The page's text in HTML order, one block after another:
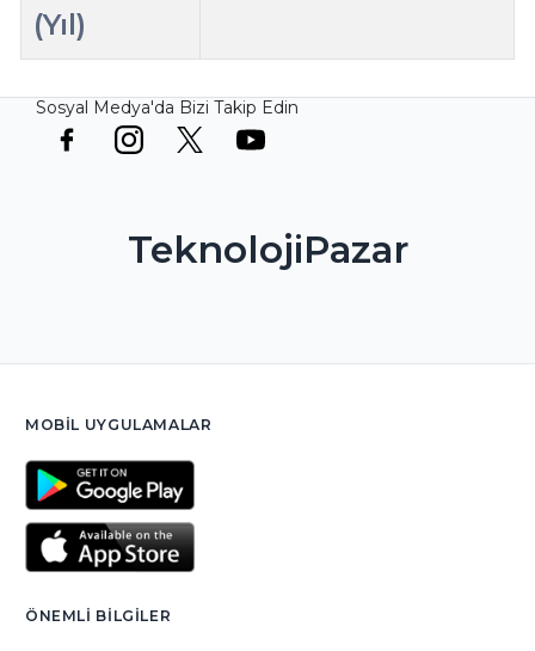
(Yıl)
Sosyal Medya'da Bizi Takip Edin
TeknolojiPazar
MOBIL UYGULAMALAR
ÖNEMLI BILGILER